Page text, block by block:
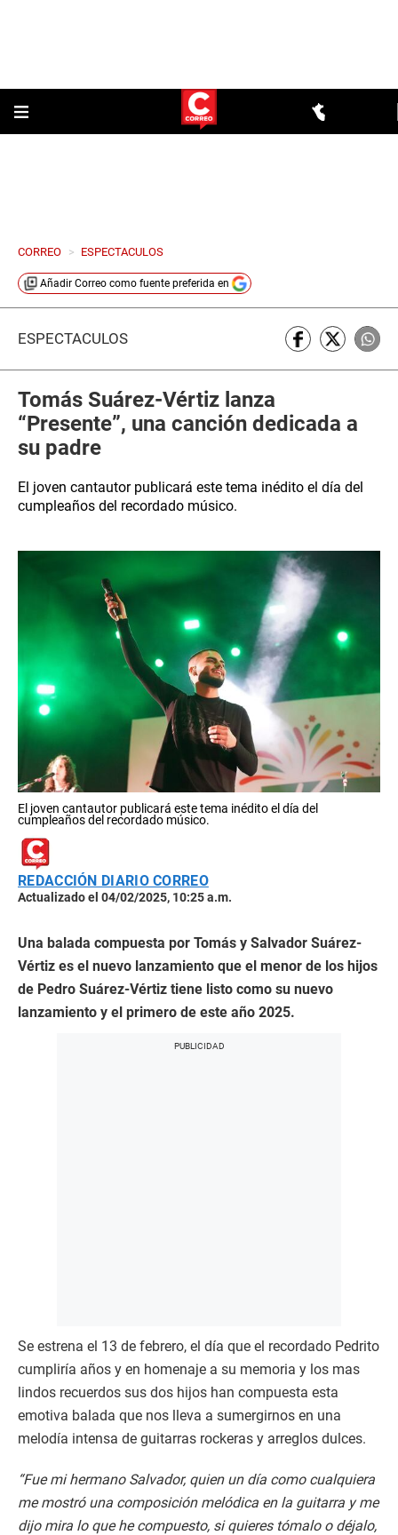
CORREO > ESPECTACULOS
Añadir Correo como fuente preferida en
ESPECTÁCULOS
Tomás Suárez-Vértiz lanza
“Presente”, una canción dedicada a
su padre
El joven cantautor publicará este tema inédito el día del
cumpleaños del recordado músico.
El joven cantautor publicará este tema inédito el día del
cumpleaños del recordado músico.
REDACCIÓN DIARIO CORREO
Actualizado el 04/02/2025, 10:25 a.m.
Una balada compuesta por Tomás y Salvador Suárez-
Vértiz es el nuevo lanzamiento que el menor de los hijos
de Pedro Suárez-Vértiz tiene listo como su nuevo
lanzamiento y el primero de este año 2025.
Se estrena el 13 de febrero, el día que el recordado Pedrito
cumpliría años y en homenaje a su memoria y los mas
lindos recuerdos sus dos hijos han compuesta esta
emotiva balada que nos lleva a sumergirnos en una
melodía intensa de guitarras rockeras y arreglos dulces.
“Fue mi hermano Salvador, quien un día como cualquiera
me mostró una composición melódica en la guitarra y me
dijo mira lo que he compuesto, si quieres tómalo o déjalo,